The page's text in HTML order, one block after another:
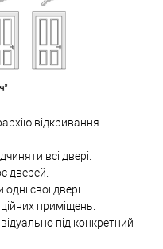
відкривання.
всі двері.
дверей.
свої двері.
приміщень.
під конкретний